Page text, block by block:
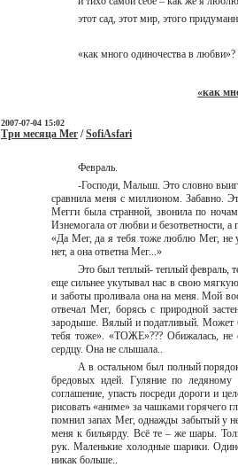
этот сад, этот мир, этого
«как много одиночества в
«как
2007-07-04 15:02
Три месяца Мег/SofiAsfari
Февраль.
-Господи, Малыш. Это словно
сравнила меня с миллионом. Забавно.
Мегги была странной, звонила по
Изнемогала от любви и безответности, а
«Да Мег, да я тебя тоже люблю Мег, не
нет, а она ответна Мег...»
Это был теплый- теплый февраль,
еще сильнее укутывал нас в свою
и заботы проливала она на меня. Мой
отвечал Мег, борясь с природной
зародыше. Вялый и податливый. Может
тебя тоже». «ТОЖЕ»??? Обижалась,
сердцу. Она не слышала..
А в остальном был полный
бредовых идей. Гуляние по
соглашение, упасть посреди дороги и
рисовать «аниме» за чашками горячего
помнил запах Мег, однажды забытый у
меня к бильярду. Всё те – же шары.
рук. Маленькие холодные шарики.
никак больше..